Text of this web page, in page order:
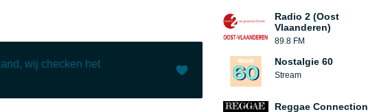
wij checken het
Radio 2 (Oost
Vlaanderen)
89.8 FM
Nostalgie 60
Stream
Reggae Connection